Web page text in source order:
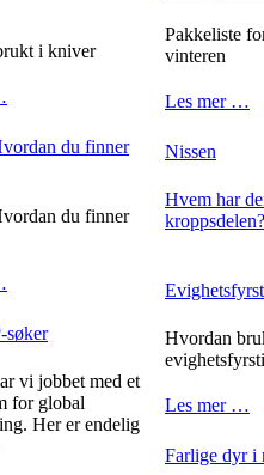
i kniver
du finner
du finner
søker
vi jobbet med et
for global
Her er endelig
Pakkeliste
vinteren
Les mer …
Nissen
Hvem har
kroppsdelen?
Hvordan
Les mer …
Farlige dyr i